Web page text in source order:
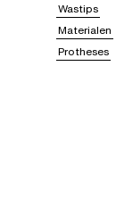
Wastips
Materialen
Protheses